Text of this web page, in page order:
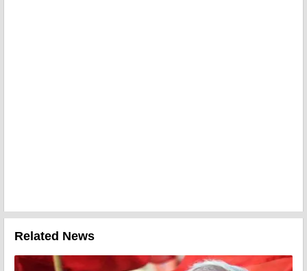
Related News